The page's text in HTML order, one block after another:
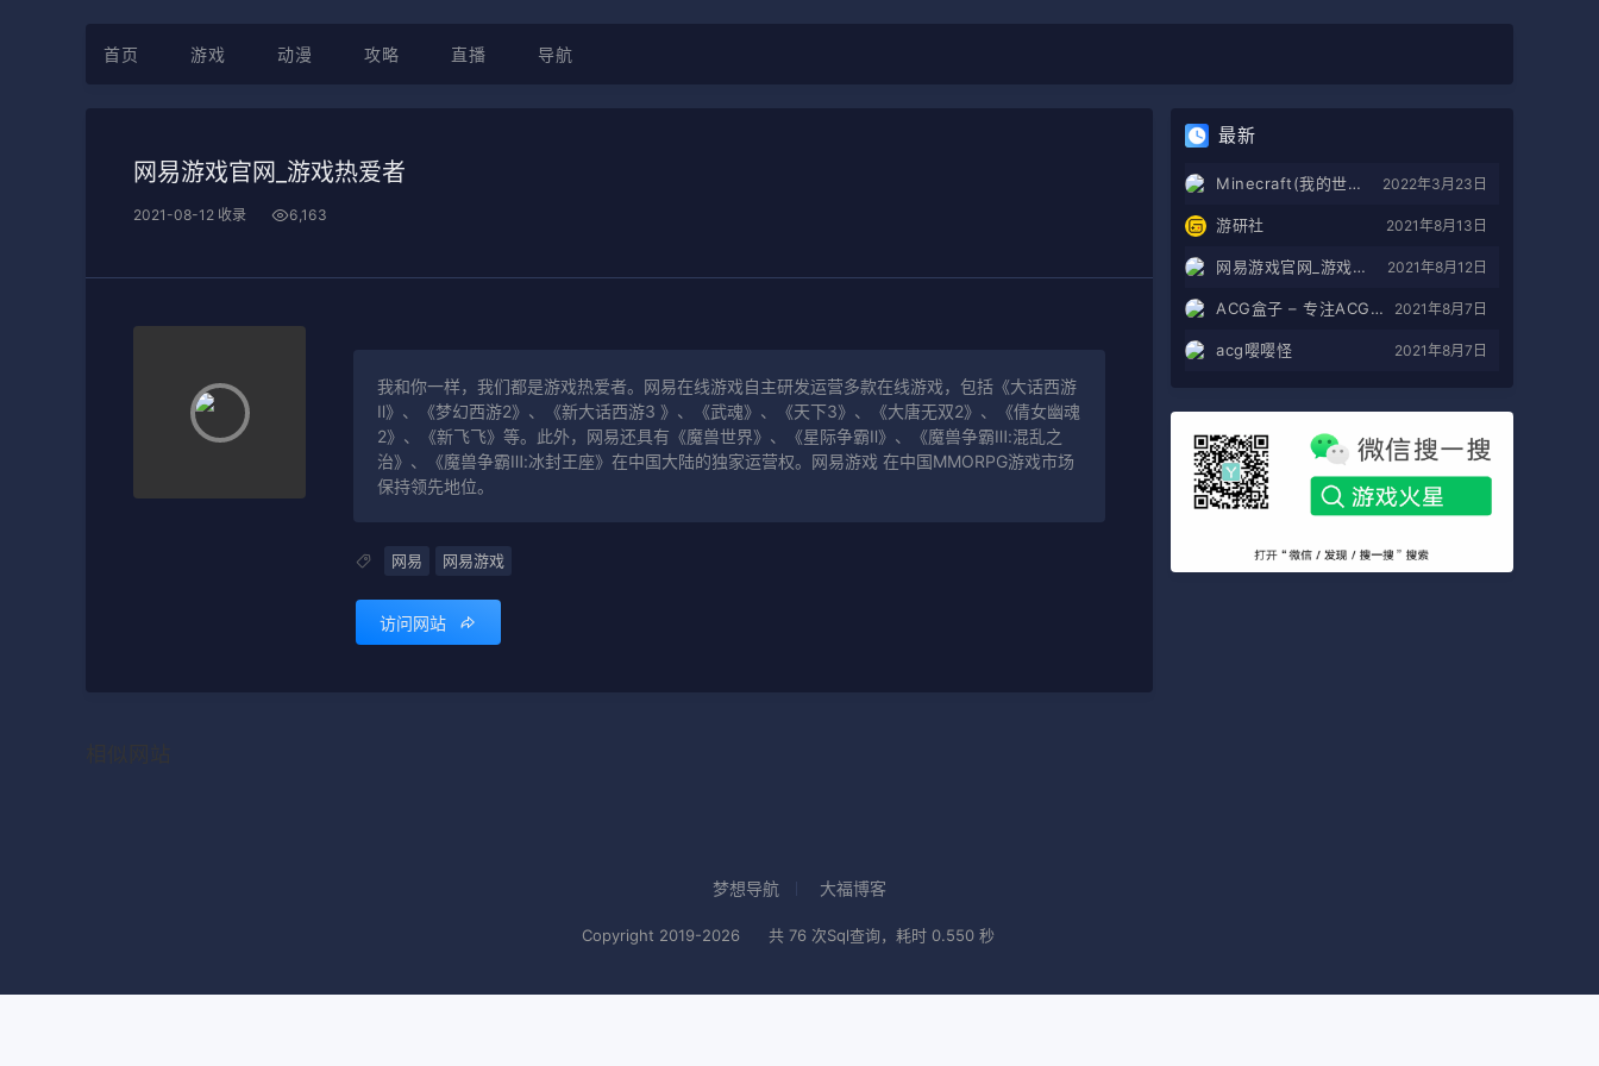
首页 游戏 动漫 攻略 直播 导航
网易游戏官网_游戏热爱者
2021-08-12 收录 6,163
我和你一样，我们都是游戏热爱者。网易在线游戏自主研发运营多款在线游戏，包括《大话西游
Ⅱ》、《梦幻西游2》、《新大话西游3 》、《武魂》、《天下3》、《大唐无双2》、《倩女幽魂
2》、《新飞飞》等。此外，网易还具有《魔兽世界》、《星际争霸Ⅱ》、《魔兽争霸Ⅲ:混乱之
治》、《魔兽争霸Ⅲ:冰封王座》在中国大陆的独家运营权。网易游戏 在中国MMORPG游戏市场
保持领先地位。
网易 网易游戏
访问网站
最新
Minecraft(我的世界)苦力怕论坛 2022年3月23日
游研社 2021年8月13日
网易游戏官网_游戏热爱者 2021年8月12日
ACG盒子 – 专注ACG的导航盒子 2021年8月7日
acg嘤嘤怪 2021年8月7日
梦想导航 大福博客
Copyright 2019-2026 共 76 次Sql查询，耗时 0.550 秒